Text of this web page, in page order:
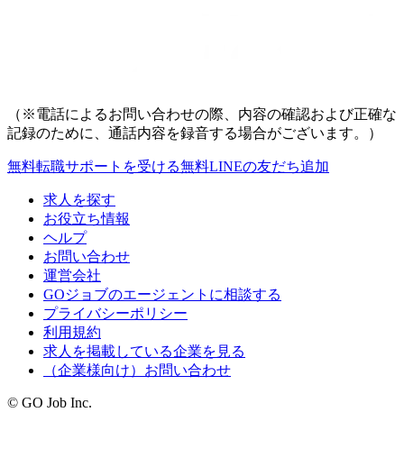
（※電話によるお問い合わせの際、内容の確認および正確な
記録のために、通話内容を録音する場合がございます。）
無料転職サポートを受ける無料LINEの友だち追加
求人を探す
お役立ち情報
ヘルプ
お問い合わせ
運営会社
GOジョブのエージェントに相談する
プライバシーポリシー
利用規約
求人を掲載している企業を見る
（企業様向け）お問い合わせ
© GO Job Inc.